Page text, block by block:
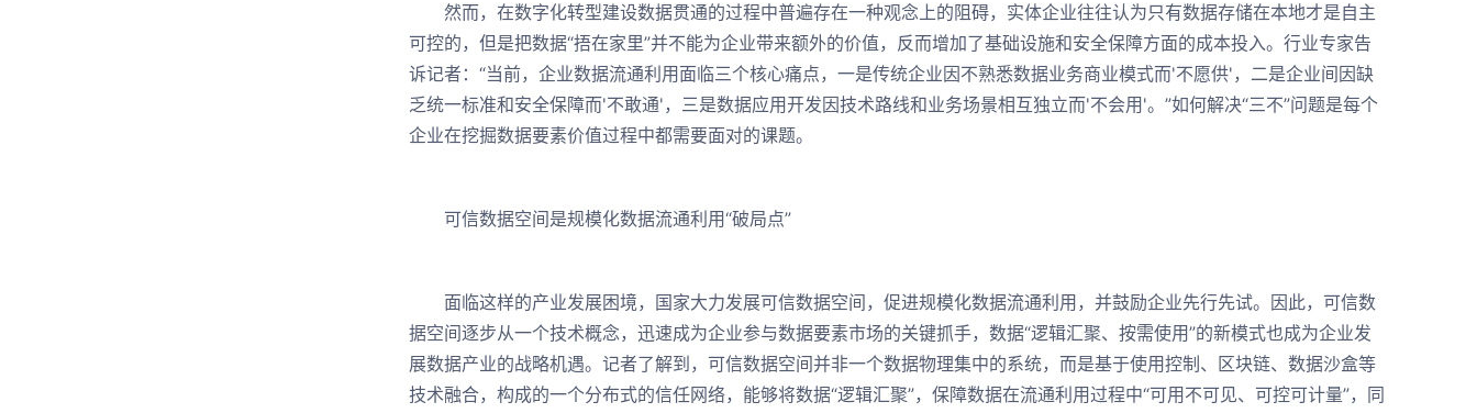
然而，在数字化转型建设数据贯通的过程中普遍存在一种观念上的阻碍，实体企业往往认为只有数据存储在本地才是自主
可控的，但是把数据“捂在家里”并不能为企业带来额外的价值，反而增加了基础设施和安全保障方面的成本投入。行业专家告
诉记者：“当前，企业数据流通利用面临三个核心痛点，一是传统企业因不熟悉数据业务商业模式而'不愿供'，二是企业间因缺
乏统一标准和安全保障而'不敢通'，三是数据应用开发因技术路线和业务场景相互独立而'不会用'。”如何解决“三不”问题是每个
企业在挖掘数据要素价值过程中都需要面对的课题。
可信数据空间是规模化数据流通利用“破局点”
面临这样的产业发展困境，国家大力发展可信数据空间，促进规模化数据流通利用，并鼓励企业先行先试。因此，可信数
据空间逐步从一个技术概念，迅速成为企业参与数据要素市场的关键抓手，数据“逻辑汇聚、按需使用”的新模式也成为企业发
展数据产业的战略机遇。记者了解到，可信数据空间并非一个数据物理集中的系统，而是基于使用控制、区块链、数据沙盒等
技术融合，构成的一个分布式的信任网络，能够将数据“逻辑汇聚”，保障数据在流通利用过程中“可用不可见、可控可计量”，同